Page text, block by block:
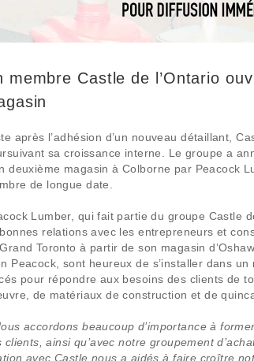
membre Castle de l’Ontario
après l’adhésion d’un nouveau détaillant,
sa croissance interne. Le groupe a
deuxième magasin à Colborne par Peacock
de longue date.
Lumber, qui fait partie du groupe Castle
relations avec les entrepreneurs et
Toronto à partir de son magasin
Peacock, sont heureux de s’installer dans
pour répondre aux besoins des clients de
de matériaux de construction et de
accordons beaucoup d’importance à
clients, ainsi qu’avec notre groupement
avec Castle nous a aidés à faire croître